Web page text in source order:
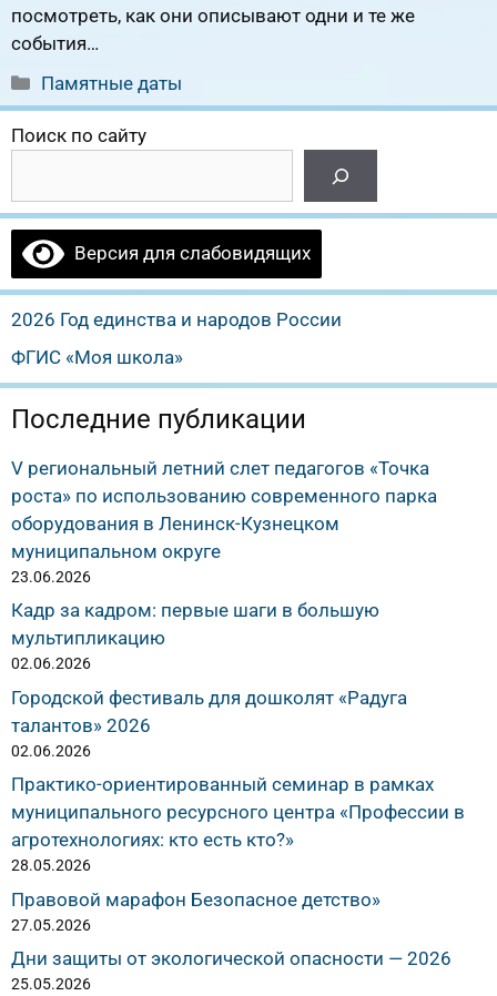
посмотреть, как они описывают одни и те же
события…
Рубрики
Памятные даты
Поиск по сайту
Версия для слабовидящих
2026 Год единства и народов России
ФГИС «Моя школа»
Последние публикации
V региональный летний слет педагогов «Точка
роста» по использованию современного парка
оборудования в Ленинск-Кузнецком
муниципальном округе
23.06.2026
Кадр за кадром: первые шаги в большую
мультипликацию
02.06.2026
Городской фестиваль для дошколят «Радуга
талантов» 2026
02.06.2026
Практико-ориентированный семинар в рамках
муниципального ресурсного центра «Профессии в
агротехнологиях: кто есть кто?»
28.05.2026
Правовой марафон Безопасное детство»
27.05.2026
Дни защиты от экологической опасности — 2026
25.05.2026